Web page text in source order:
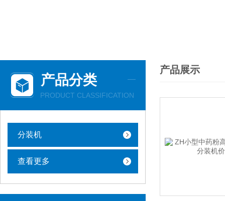
产品分类
PRODUCT CLASSIFICATION
分装机
查看更多
产品展示